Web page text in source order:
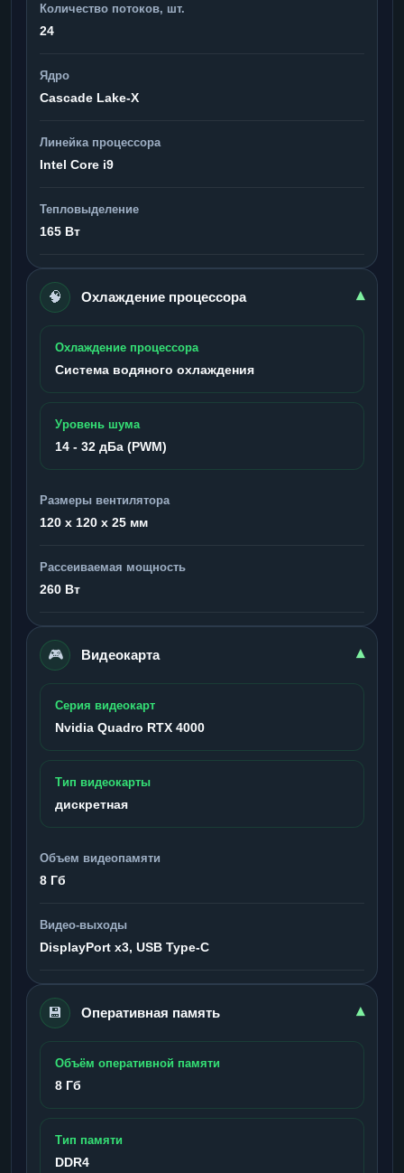
Количество потоков, шт.
24
Ядро
Cascade Lake-X
Линейка процессора
Intel Core i9
Тепловыделение
165 Вт
🧠 Охлаждение процессора ▾
Охлаждение процессора
Система водяного охлаждения
Уровень шума
14 - 32 дБа (PWM)
Размеры вентилятора
120 x 120 x 25 мм
Рассеиваемая мощность
260 Вт
🎮 Видеокарта ▾
Серия видеокарт
Nvidia Quadro RTX 4000
Тип видеокарты
дискретная
Объем видеопамяти
8 Гб
Видео-выходы
DisplayPort x3, USB Type-C
💾 Оперативная память ▾
Объём оперативной памяти
8 Гб
Тип памяти
DDR4